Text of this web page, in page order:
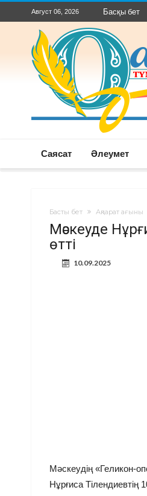
Август 06, 2026 Басқы бет
Саясат Әлеумет
Басты бет Ақпарат ағыны
Мәскеуде
өтті
10.09.2025
Мәскеудің «Геликон-
Нұрғиса